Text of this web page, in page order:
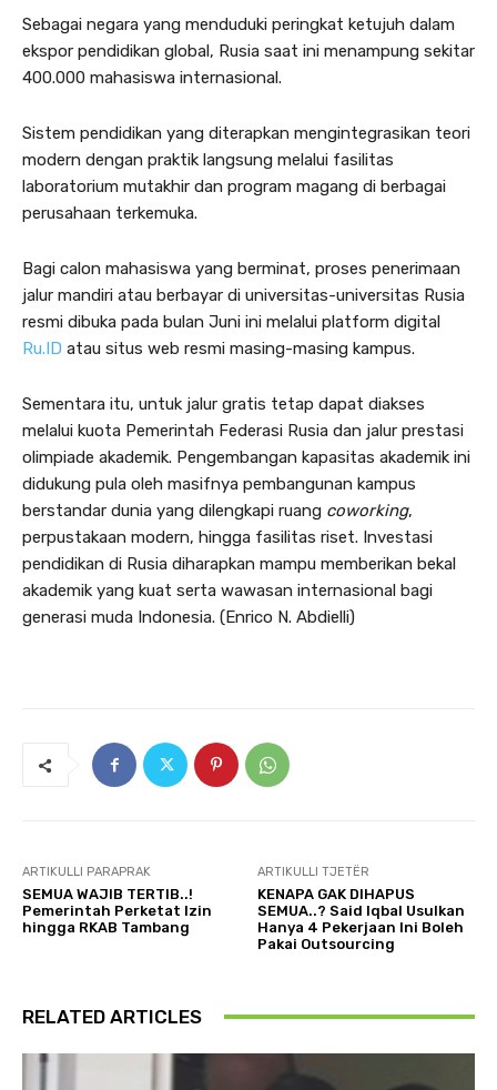
Sebagai negara yang menduduki peringkat ketujuh dalam
ekspor pendidikan global, Rusia saat ini menampung sekitar
400.000 mahasiswa internasional.
Sistem pendidikan yang diterapkan mengintegrasikan teori
modern dengan praktik langsung melalui fasilitas
laboratorium mutakhir dan program magang di berbagai
perusahaan terkemuka.
Bagi calon mahasiswa yang berminat, proses penerimaan
jalur mandiri atau berbayar di universitas-universitas Rusia
resmi dibuka pada bulan Juni ini melalui platform digital
Ru.ID atau situs web resmi masing-masing kampus.
Sementara itu, untuk jalur gratis tetap dapat diakses
melalui kuota Pemerintah Federasi Rusia dan jalur prestasi
olimpiade akademik. Pengembangan kapasitas akademik ini
didukung pula oleh masifnya pembangunan kampus
berstandar dunia yang dilengkapi ruang coworking,
perpustakaan modern, hingga fasilitas riset. Investasi
pendidikan di Rusia diharapkan mampu memberikan bekal
akademik yang kuat serta wawasan internasional bagi
generasi muda Indonesia. (Enrico N. Abdielli)
ARTIKULLI PARAPRAK
SEMUA WAJIB TERTIB..!
Pemerintah Perketat Izin
hingga RKAB Tambang
ARTIKULLI TJETËR
KENAPA GAK DIHAPUS
SEMUA..? Said Iqbal Usulkan
Hanya 4 Pekerjaan Ini Boleh
Pakai Outsourcing
RELATED ARTICLES